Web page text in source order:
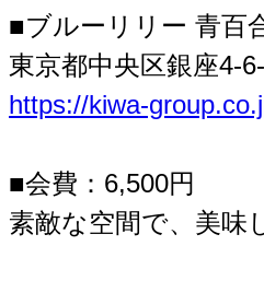
■ブルーリリー 青百
東京都中央区銀座4-
https://kiwa-
■会費：6,500円
素敵な空間で、美